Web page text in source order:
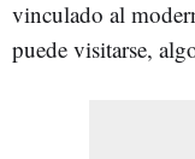
vinculado al
puede visitarse,